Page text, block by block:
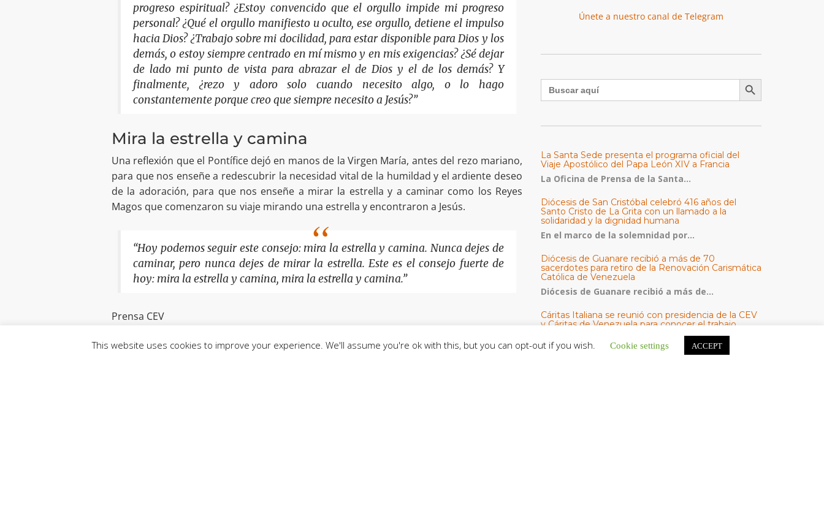
progreso espiritual? ¿Estoy convencido que el orgullo impide mi progreso
personal? ¿Qué el orgullo manifiesto u oculto, ese orgullo, detiene el impulso
hacia Dios? ¿Trabajo sobre mi docilidad, para estar disponible para Dios y los
demás, o estoy siempre centrado en mí mismo y en mis exigencias? ¿Sé dejar
de lado mi punto de vista para abrazar el de Dios y el de los demás? Y
finalmente, ¿rezo y adoro solo cuando necesito algo, o lo hago
constantemente porque creo que siempre necesito a Jesús?”
Mira la estrella y camina
Una reflexión que el Pontífice dejó en manos de la Virgen María, antes del rezo mariano,
para que nos enseñe a redescubrir la necesidad vital de la humildad y el ardiente deseo
de la adoración, para que nos enseñe a mirar la estrella y a caminar como los Reyes
Magos que comenzaron su viaje mirando una estrella y encontraron a Jesús.
“Hoy podemos seguir este consejo: mira la estrella y camina. Nunca dejes de
caminar, pero nunca dejes de mirar la estrella. Este es el consejo fuerte de
hoy: mira la estrella y camina, mira la estrella y camina.”
Prensa CEV
06 de enero de 2021
Únete a nuestro canal de Telegram
Buscar: Botón de búsqueda
La Santa Sede presenta el programa oficial del
Viaje Apostólico del Papa León XIV a Francia
La Oficina de Prensa de la Santa...
Diócesis de San Cristóbal celebró 416 años del
Santo Cristo de La Grita con un llamado a la
solidaridad y la dignidad humana
En el marco de la solemnidad por...
Diócesis de Guanare recibió a más de 70
sacerdotes para retiro de la Renovación Carismática
Católica de Venezuela
Diócesis de Guanare recibió a más de...
Cáritas Italiana se reunió con presidencia de la CEV
y Cáritas de Venezuela para conocer el trabajo
Una delegación encabezada por el padre Marco...
This website uses cookies to improve your experience. We'll assume you're ok with this, but you can opt-out if you wish. Cookie settings ACCEPT